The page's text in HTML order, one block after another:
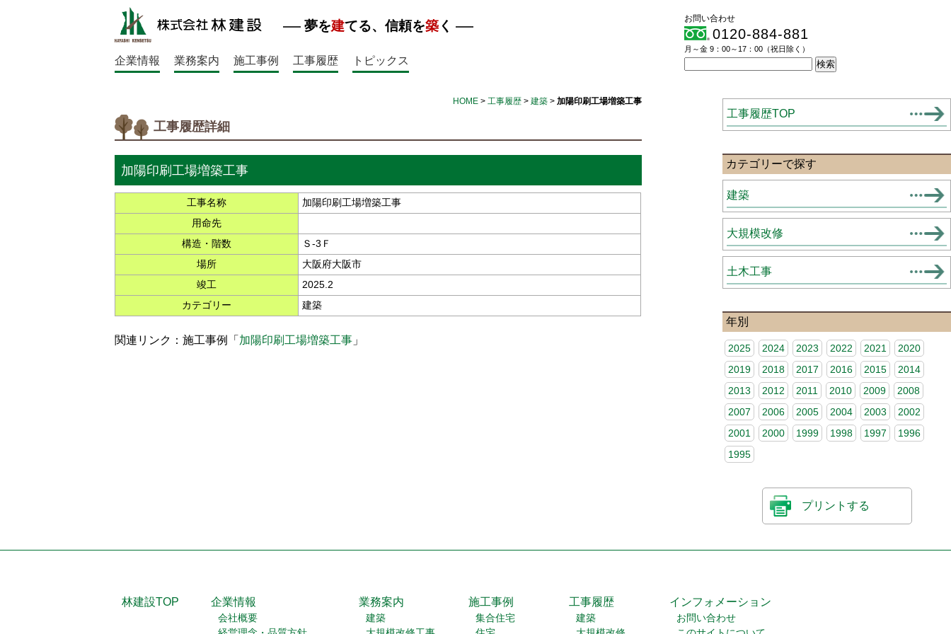
夢を建てる、信頼を築 く
企業情報 業務案内 施工事例 工事履歴 トピックス
お問い合わせ
0120-884-881
月～金 9：00～17：00（祝日除く）
HOME> 工事履歴> 建築> 加陽印刷工場増築工事
工事履歴詳細
加陽印刷工場増築工事
工事名称
加陽印刷工場増築工事
用命先
構造・階数
Ｓ-3Ｆ
場所
大阪府大阪市
竣工
2025.2
カテゴリー
建築
関連リンク：施工事例「 加陽印刷工場増築工事 」
工事履歴TOP
カテゴリーで探す
建築
大規模改修
土木工事
年別
2025 2024 2023 2022 2021
2020
2019
2018 2017 2016 2015
2014
2013
2012 2011 2010 2009
2008
2007
2006 2005 2004 2003
2002
2001
2000 1999 1998 1997
1996
1995
プリントする
林建設TOP 企業情報
会社概要
業務案内
建築
施工事例
集合住宅
工事履歴
建築
インフォメーション
お問い合わせ